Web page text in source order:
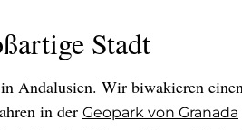
Stadt
Andalusien. Wir biwakieren
in der Geopark von Granada